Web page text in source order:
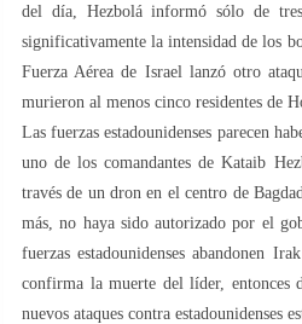
del día, Hezbolá informó sólo de
significativamente la intensidad de los
Fuerza Aérea de Israel lanzó otro
murieron al menos cinco residentes de
Las fuerzas estadounidenses parecen
uno de los comandantes de Kataib
través de un dron en el centro de
más, no haya sido autorizado por el
fuerzas estadounidenses abandonen
confirma la muerte del líder, entonces
nuevos ataques contra estadounidenses